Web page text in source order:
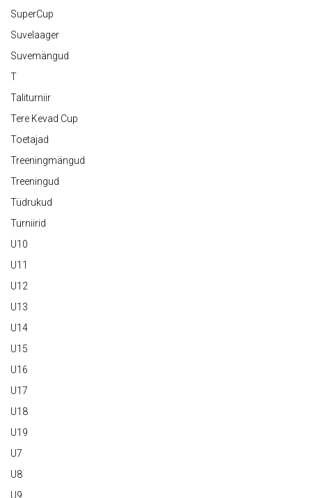
SuperCup
Suvelaager
Suvemängud
T
Taliturniir
Tere Kevad Cup
Toetajad
Treeningmängud
Treeningud
Tüdrukud
Turniirid
U10
U11
U12
U13
U14
U15
U16
U17
U18
U19
U7
U8
U9